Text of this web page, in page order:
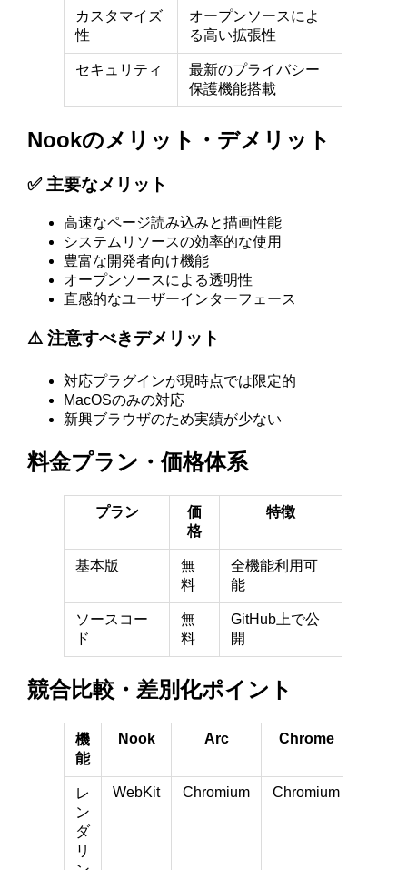
カスタマイズ
性
オープンソースによ
る高い拡張性
セキュリティ
最新のプライバシー
保護機能搭載
Nookのメリット・デメリット
✅ 主要なメリット
高速なページ読み込みと描画性能
システムリソースの効率的な使用
豊富な開発者向け機能
オープンソースによる透明性
直感的なユーザーインターフェース
⚠️ 注意すべきデメリット
対応プラグインが現時点では限定的
MacOSのみの対応
新興ブラウザのため実績が少ない
料金プラン・価格体系
プラン
価
格
特徴
基本版
無
料
全機能利用可
能
ソースコー
ド
無
料
GitHub上で公
開
競合比較・差別化ポイント
機
能
Nook Arc Chrome
レ
ン
ダ
リ
WebKit Chromium Chromium